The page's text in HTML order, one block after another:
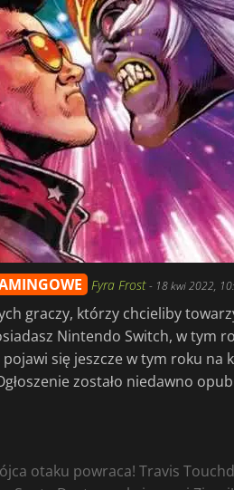
Fyra Frost- 18 kwi 2022,
graczy, którzy chcieliby
Nintendo Switch, w tym
pojawi się jeszcze w tym roku na
zostało niedawno
otaku powraca! Travis